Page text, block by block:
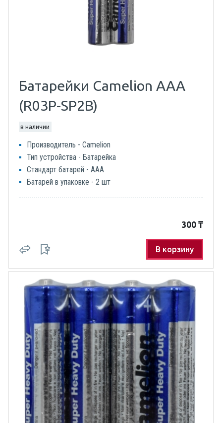
Батарейки Camelion AAA
(R03P-SP2B)
в наличии
Производитель - Camelion
Тип устройства - Батарейка
Стандарт батарей - AAA
Батарей в упаковке - 2 шт
300 ₸
В корзину